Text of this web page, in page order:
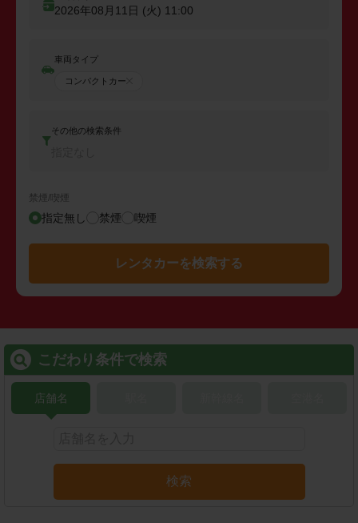
2026年08月11日 (火) 11:00
車両タイプ
コンパクトカー
その他の検索条件
禁煙/喫煙
指定無し 禁煙 喫煙
レンタカーを検索する
こだわり条件で検索
店舗名
検索